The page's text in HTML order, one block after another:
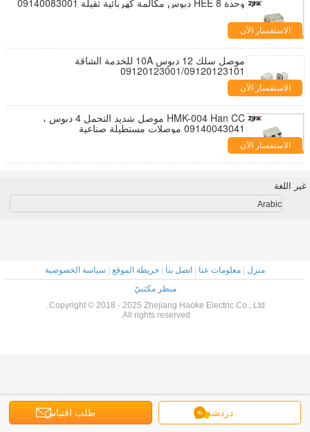
وحدة HEE 8 دبوس مكالمة كهربائية ثقيلة 09140083001
الاستفسار الآن
موصل سلك 12 دبوس 10A للخدمة الشاقة
09120123001/09120123101
الاستفسار الآن
HMK-004 Han CC موصل شديد التحمل 4 دبوس ،
09140043041 موصلات مستطيلة صناعية
الاستفسار الآن
دردشة طلب اقتباس
غير اللغة
Arabic
منزل معلومات عنا اتصل بنا خريطة الموقع
سياسة الخصوصية
منظر مكتبيّ
Copyright © 2018 - 2025 Zhejiang Haoke Electric Co., Ltd..
All rights reserved.